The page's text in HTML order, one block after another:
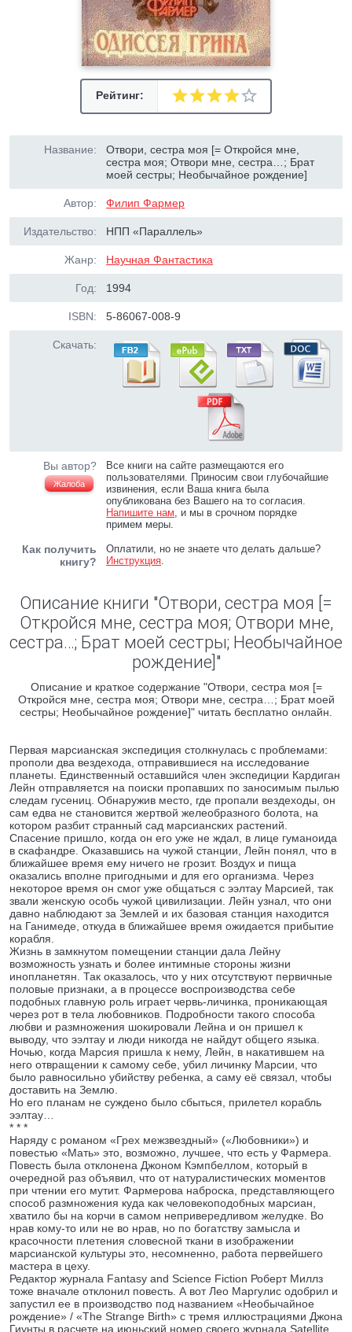
Рейтинг:
Название:
Отвори, сестра моя [= Откройся мне,
сестра моя; Отвори мне, сестра…; Брат
моей сестры; Необычайное рождение]
Автор: Филип Фармер
Издательство: НПП «Параллель»
Жанр: Научная Фантастика
Год: 1994
ISBN: 5-86067-008-9
Скачать:
Вы автор?
Жалоба
Все книги на сайте размещаются его
пользователями. Приносим свои глубочайшие
извинения, если Ваша книга была
опубликована без Вашего на то согласия.
Напишите нам, и мы в срочном порядке
примем меры.
Как получить
книгу?
Оплатили, но не знаете что делать дальше?
Инструкция.
Описание книги "Отвори, сестра моя [=
Откройся мне, сестра моя; Отвори мне,
сестра…; Брат моей сестры; Необычайное
рождение]"
Описание и краткое содержание "Отвори, сестра моя [=
Откройся мне, сестра моя; Отвори мне, сестра…; Брат моей
сестры; Необычайное рождение]" читать бесплатно онлайн.
Первая марсианская экспедиция столкнулась с проблемами:
прополи два вездехода, отправившиеся на исследование
планеты. Единственный оставшийся член экспедиции Кардиган
Лейн отправляется на поиски пропавших по заносимым пылью
следам гусениц. Обнаружив место, где пропали вездеходы, он
сам едва не становится жертвой желеобразного болота, на
котором разбит странный сад марсианских растений.
Спасение пришло, когда он его уже не ждал, в лице гуманоида
в скафандре. Оказавшись на чужой станции, Лейн понял, что в
ближайшее время ему ничего не грозит. Воздух и пища
оказались вполне пригодными и для его организма. Через
некоторое время он смог уже общаться с ээлтау Марсией, так
звали женскую особь чужой цивилизации. Лейн узнал, что они
давно наблюдают за Землей и их базовая станция находится
на Ганимеде, откуда в ближайшее время ожидается прибытие
корабля.
Жизнь в замкнутом помещении станции дала Лейну
возможность узнать и более интимные стороны жизни
инопланетян. Так оказалось, что у них отсутствуют первичные
половые признаки, а в процессе воспроизводства себе
подобных главную роль играет червь-личинка, проникающая
через рот в тела любовников. Подробности такого способа
любви и размножения шокировали Лейна и он пришел к
выводу, что ээлтау и люди никогда не найдут общего языка.
Ночью, когда Марсия пришла к нему, Лейн, в накатившем на
него отвращении к самому себе, убил личинку Марсии, что
было равносильно убийству ребенка, а саму её связал, чтобы
доставить на Землю.
Но его планам не суждено было сбыться, прилетел корабль
ээлтау…
* * *
Наряду с романом «Грех межзвездный» («Любовники») и
повестью «Мать» это, возможно, лучшее, что есть у Фармера.
Повесть была отклонена Джоном Кэмпбеллом, который в
очередной раз объявил, что от натуралистических моментов
при чтении его мутит. Фармерова наброска, представляющего
способ размножения куда как человекоподобных марсиан,
хватило бы на корчи в самом непривередливом желудке. Во
нрав кому-то или не во нрав, но по богатству замысла и
красочности плетения словесной ткани в изображении
марсианской культуры это, несомненно, работа первейшего
мастера в цеху.
Редактор журнала Fantasy and Science Fiction Роберт Миллз
тоже вначале отклонил повесть. А вот Лео Маргулис одобрил и
запустил ее в производство под названием «Необычайное
рождение» / «The Strange Birth» с тремя иллюстрациями Джона
Гиунты в расчете на июньский номер своего журнала Satellite